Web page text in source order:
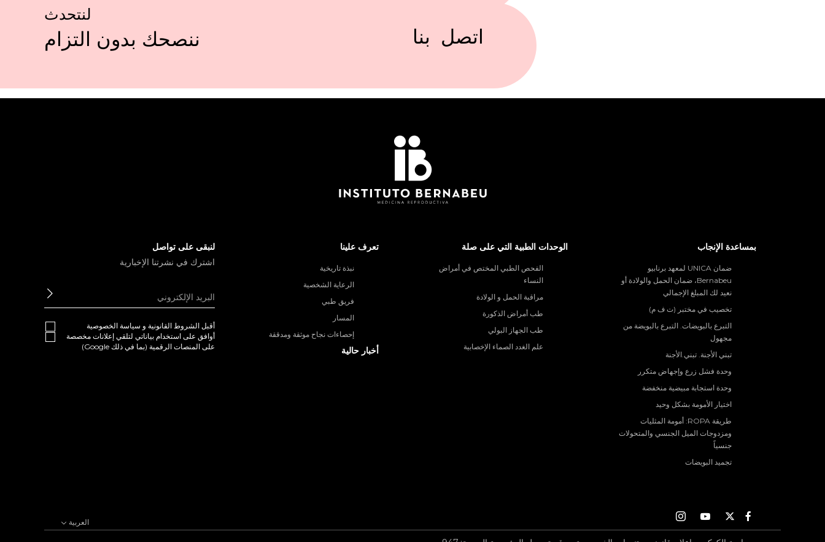
لنتحدث
ننصحك بدون التزام اتصل بنا
بمساعدة الإنجاب
ضمان UNICA لمعهد برنابيو
Bernabeu، ضمان الحمل والولادة أو
نعيد لك المبلغ الإجمالي
تخصيب في مختبر (ت ف م)
التبرع بالبويضات. التبرع بالبويضة من
مجهول
تبني الأجنة. تبني.الأجنة
وحدة فشل زرع وإجهاض متكرر
وحدة استجابة مبيضية منخفضة
اختيار الأمومة بشكل وحيد
طريقة ROPA: أمومة المثليات
ومزدوجات الميل الجنسي والمتحولات
جنسياً
تجميد البويضات
الوحدات الطبية التي على صلة
الفحص الطبي المختص في أمراض
النساء
مراقبة الحمل و الولادة
طب أمراض الذكورة
طب الجهاز البولي
علم الغدد الصماء الإخصابية
تعرف علينا
نبذة تاريخية
الرعاية الشخصية
فريق طبي
المسار
إحصاءات نجاح موثقة ومدققة
أخبار حالية
لنبقى على تواصل
اشترك في نشرتنا الإخبارية
أقبلالشروط القانونية و سياسة الخصوصية
أوافق على استخدام بياناتي لتلقي إعلانات مخصصة
على المنصات الرقمية (بما في ذلك Google)
Facebook
Twitter
Youtube
Instagram العربية